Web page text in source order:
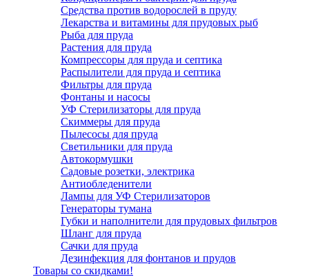
Средства против водорослей в пруду
Лекарства и витамины для прудовых рыб
Рыба для пруда
Растения для пруда
Компрессоры для пруда и септика
Распылители для пруда и септика
Фильтры для пруда
Фонтаны и насосы
УФ Стерилизаторы для пруда
Скиммеры для пруда
Пылесосы для пруда
Светильники для пруда
Автокормушки
Садовые розетки, электрика
Антиобледенители
Лампы для УФ Стерилизаторов
Генераторы тумана
Губки и наполнители для прудовых фильтров
Шланг для пруда
Сачки для пруда
Дезинфекция для фонтанов и прудов
Товары со скидками!